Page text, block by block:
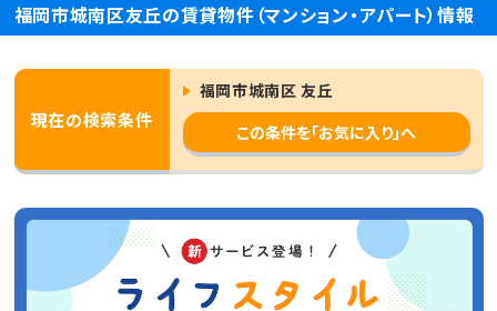
福岡市城南区友丘の賃貸物件（マンション・アパート）情報
現在の検索条件
福岡市城南区 友丘
この条件を「お気に入り」へ